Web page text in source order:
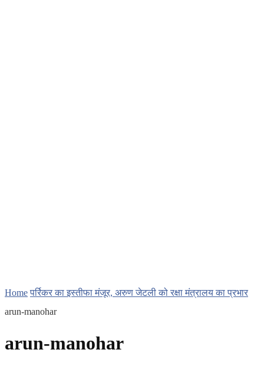
Home पर्रिकर का इस्तीफा मंजूर, अरुण जेटली को रक्षा मंत्रालय का प्रभार
arun-manohar
arun-manohar